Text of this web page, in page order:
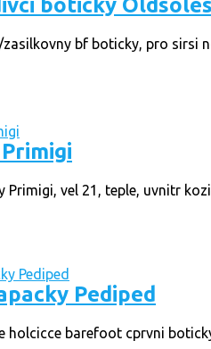
boticky Oldsoles
bf boticky, pro sirsi
Primigi, vel 21, teple, uvnitr
Pediped
holcicce barefoot cprvni